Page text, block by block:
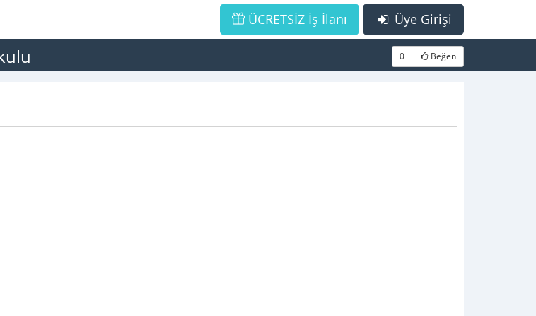
Üye Girişi
ÜCRETSİZ İş İlanı
0 Beğen